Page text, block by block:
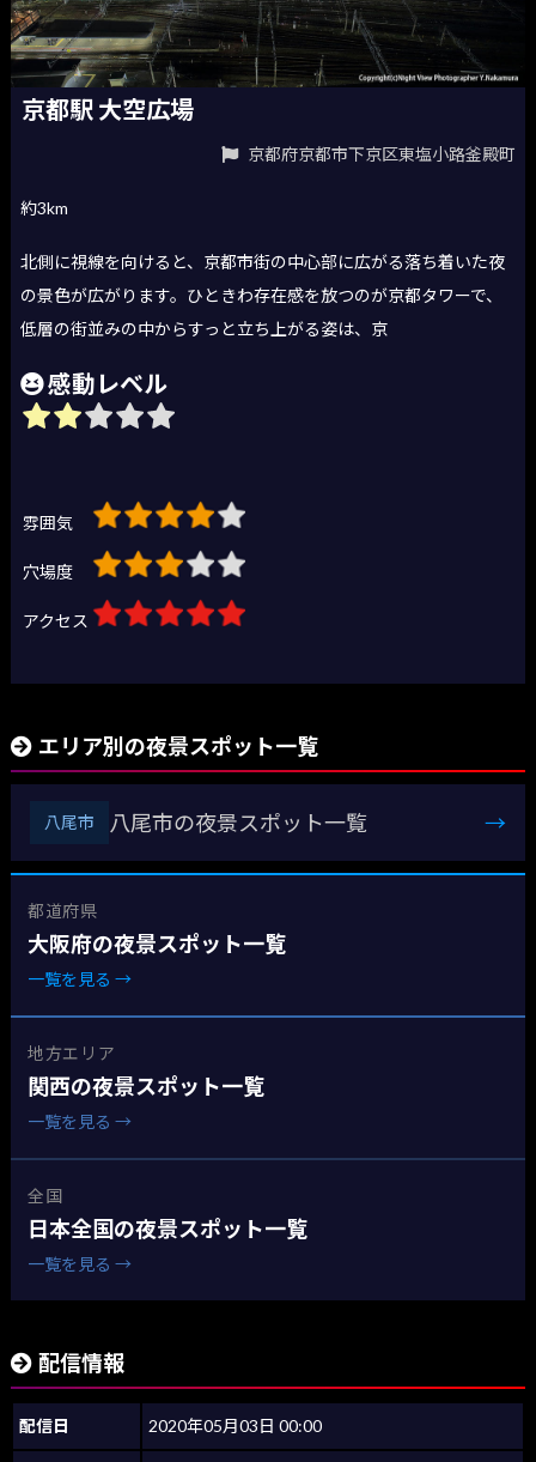
京都駅 大空広場
京都府京都市下京区東塩小路釜殿町
約3km
北側に視線を向けると、京都市街の中心部に広がる落ち着いた夜
の景色が広がります。ひときわ存在感を放つのが京都タワーで、
低層の街並みの中からすっと立ち上がる姿は、京
感動レベル
雰囲気
穴場度
アクセス
エリア別の夜景スポット一覧
八尾市 八尾市の夜景スポット一覧 →
都道府県
大阪府の夜景スポット一覧
一覧を見る →
地方エリア
関西の夜景スポット一覧
一覧を見る →
全国
日本全国の夜景スポット一覧
一覧を見る →
配信情報
配信日 2020年05月03日 00:00